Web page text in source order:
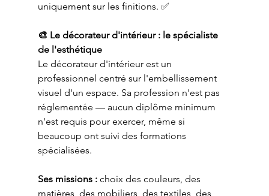
uniquement sur les finitions. ✅
🎨 Le décorateur d'intérieur : le spécialiste
de l'esthétique
Le décorateur d'intérieur est un
professionnel centré sur l'embellissement
visuel d'un espace. Sa profession n'est pas
réglementée — aucun diplôme minimum
n'est requis pour exercer, même si
beaucoup ont suivi des formations
spécialisées.
Ses missions : choix des couleurs, des
matières, des mobiliers, des textiles, des